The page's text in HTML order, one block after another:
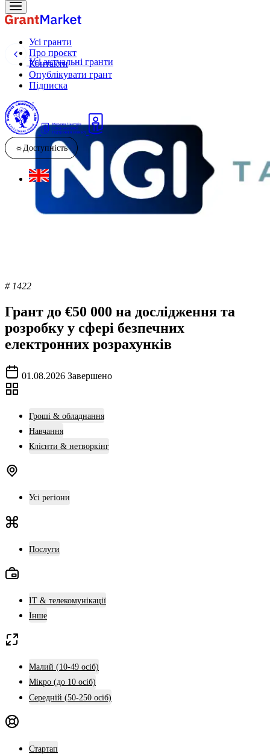
Усі гранти
Про проєкт
Контакти
Опублікувати грант
Підписка
☼ Доступність
Усі актуальні гранти
# 1422
Грант до €50 000 на дослідження та
розробку у сфері безпечних
електронних розрахунків
01.08.2026 Завершено
Гроші & обладнання
Навчання
Клієнти & нетворкінг
Усі регіони
Послуги
ІТ & телекомунікації
Інше
Малий (10-49 осіб)
Мікро (до 10 осіб)
Середній (50-250 осіб)
Стартап